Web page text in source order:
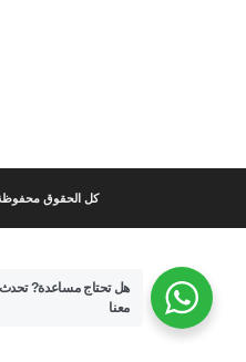
كل الحقوق
هل تحتاج مساعدة?تحدث
معنا